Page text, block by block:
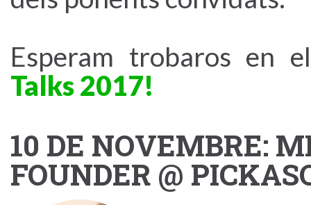
Esperam trobaros en
Talks 2017!
10 DE NOVEMBRE:
FOUNDER @